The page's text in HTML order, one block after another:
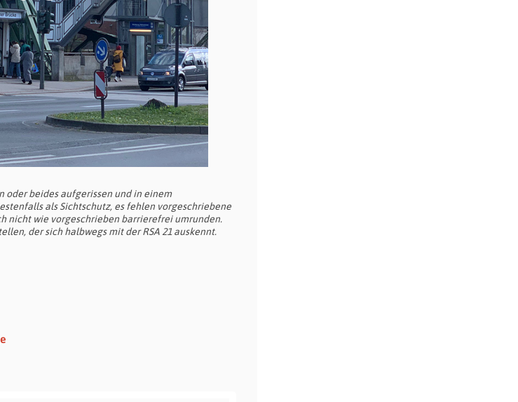
oder beides aufgerissen und in einem
als Sichtschutz, es fehlen vorgeschriebene
nicht wie vorgeschrieben barrierefrei umrunden.
der sich halbwegs mit der RSA 21 auskennt.